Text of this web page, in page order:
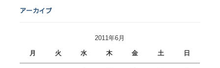
アーカイブ
2011年6月
月 火 水 木 金 土 日